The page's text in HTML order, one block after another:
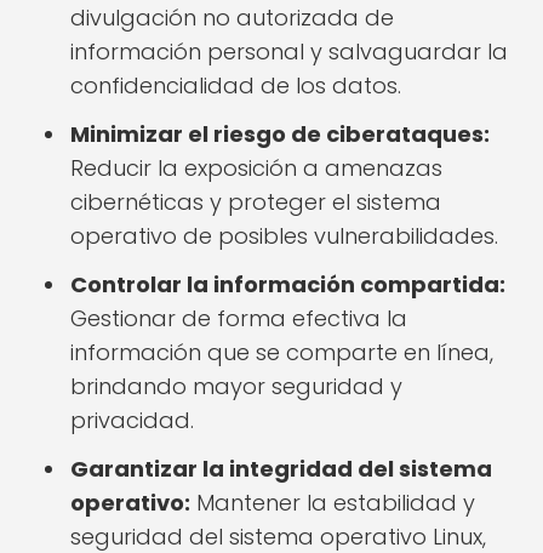
divulgación no autorizada de
información personal y salvaguardar la
confidencialidad de los datos.
Minimizar el riesgo de ciberataques:
Reducir la exposición a amenazas
cibernéticas y proteger el sistema
operativo de posibles vulnerabilidades.
Controlar la información compartida:
Gestionar de forma efectiva la
información que se comparte en línea,
brindando mayor seguridad y
privacidad.
Garantizar la integridad del sistema
operativo: Mantener la estabilidad y
seguridad del sistema operativo Linux,